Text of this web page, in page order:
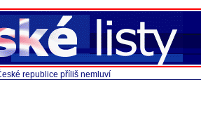
republice příliš nemluví